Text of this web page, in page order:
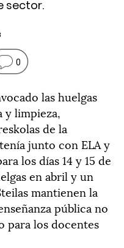
sector.
0
las huelgas
y limpieza,
de la
junto con ELA y
los días 14 y 15 de
en abril y un
mantienen la
pública no
para los docentes